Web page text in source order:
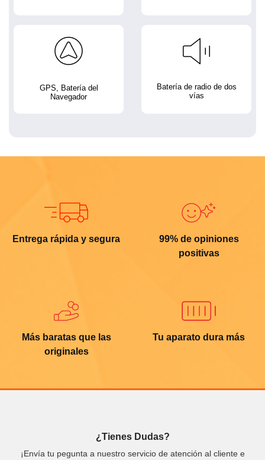
GPS, Batería del
Navegador
Batería de radio de dos
vías
Entrega rápida y segura
99% de opiniones
positivas
Más baratas que las
originales
Tu aparato dura más
¿Tienes Dudas?
¡Envía tu pegunta a nuestro servicio de atención al cliente e